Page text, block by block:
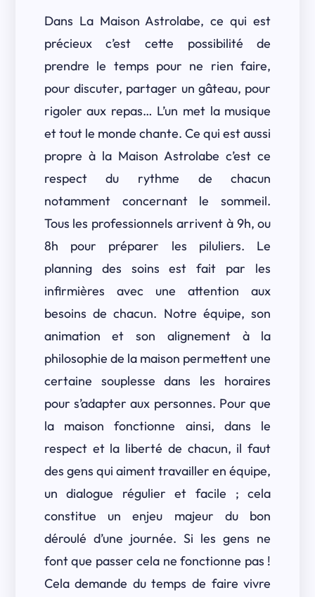
Dans La Maison Astrolabe, ce qui est
précieux c’est cette possibilité de
prendre le temps pour ne rien faire,
pour discuter, partager un gâteau, pour
rigoler aux repas… L’un met la musique
et tout le monde chante. Ce qui est aussi
propre à la Maison Astrolabe c’est ce
respect du rythme de chacun
notamment concernant le sommeil.
Tous les professionnels arrivent à 9h, ou
8h pour préparer les piluliers. Le
planning des soins est fait par les
infirmières avec une attention aux
besoins de chacun. Notre équipe, son
animation et son alignement à la
philosophie de la maison permettent une
certaine souplesse dans les horaires
pour s’adapter aux personnes. Pour que
la maison fonctionne ainsi, dans le
respect et la liberté de chacun, il faut
des gens qui aiment travailler en équipe,
un dialogue régulier et facile ; cela
constitue un enjeu majeur du bon
déroulé d’une journée. Si les gens ne
font que passer cela ne fonctionne pas !
Cela demande du temps de faire vivre